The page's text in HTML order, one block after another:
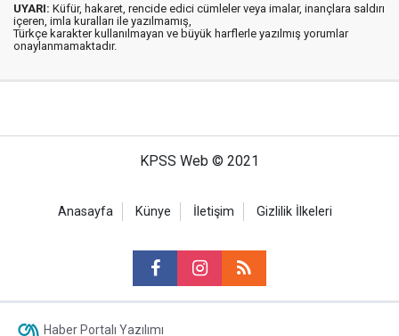
UYARI: Küfür, hakaret, rencide edici cümleler veya imalar, inançlara saldırı
içeren, imla kuralları ile yazılmamış,
Türkçe karakter kullanılmayan ve büyük harflerle yazılmış yorumlar
onaylanmamaktadır.
KPSS Web © 2021
Anasayfa Künye İletişim Gizlilik İlkeleri
Haber Portalı Yazılımı